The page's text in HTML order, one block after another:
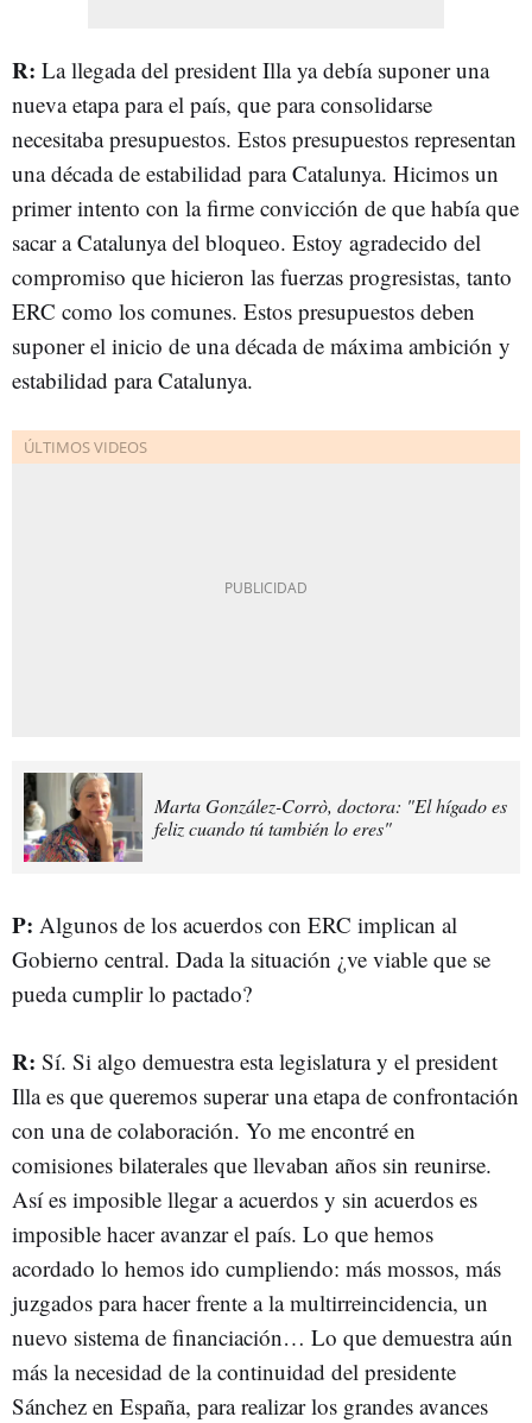
R: La llegada del president Illa ya debía suponer una
nueva etapa para el país, que para consolidarse
necesitaba presupuestos. Estos presupuestos representan
una década de estabilidad para Catalunya. Hicimos un
primer intento con la firme convicción de que había que
sacar a Catalunya del bloqueo. Estoy agradecido del
compromiso que hicieron las fuerzas progresistas, tanto
ERC como los comunes. Estos presupuestos deben
suponer el inicio de una década de máxima ambición y
estabilidad para Catalunya.
Marta González-Corrò, doctora: "El hígado es
feliz cuando tú también lo eres"
P: Algunos de los acuerdos con ERC implican al
Gobierno central. Dada la situación ¿ve viable que se
pueda cumplir lo pactado?
R: Sí. Si algo demuestra esta legislatura y el president
Illa es que queremos superar una etapa de confrontación
con una de colaboración. Yo me encontré en
comisiones bilaterales que llevaban años sin reunirse.
Así es imposible llegar a acuerdos y sin acuerdos es
imposible hacer avanzar el país. Lo que hemos
acordado lo hemos ido cumpliendo: más mossos, más
juzgados para hacer frente a la multirreincidencia, un
nuevo sistema de financiación… Lo que demuestra aún
más la necesidad de la continuidad del presidente
Sánchez en España, para realizar los grandes avances